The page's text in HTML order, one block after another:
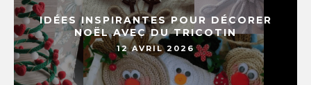
IDÉES INSPIRANTES POUR DÉCORER
NOËL AVEC DU TRICOTIN
12 AVRIL 2026